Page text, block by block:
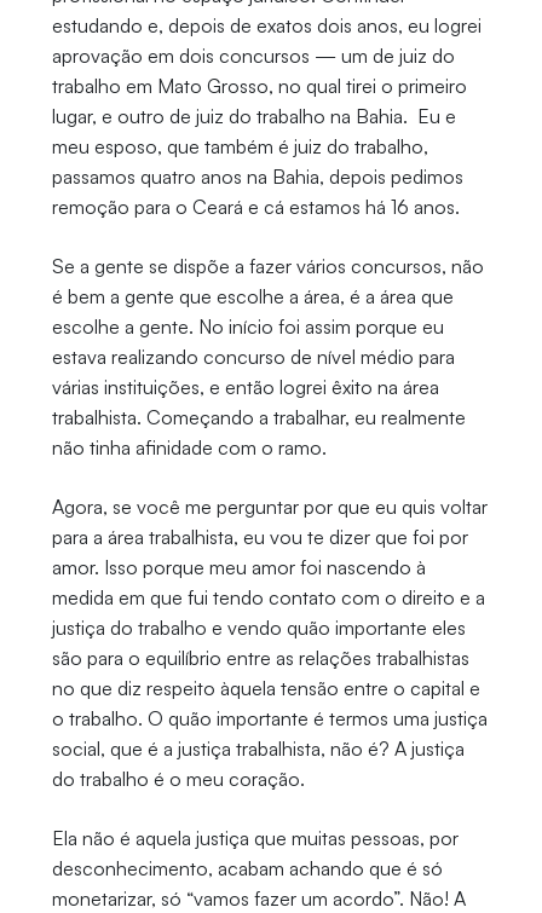
estudando e, depois de exatos dois anos, eu logrei
aprovação em dois concursos — um de juiz do
trabalho em Mato Grosso, no qual tirei o primeiro
lugar, e outro de juiz do trabalho na Bahia. Eu e
meu esposo, que também é juiz do trabalho,
passamos quatro anos na Bahia, depois pedimos
remoção para o Ceará e cá estamos há 16 anos.
Se a gente se dispõe a fazer vários concursos, não
é bem a gente que escolhe a área, é a área que
escolhe a gente. No início foi assim porque eu
estava realizando concurso de nível médio para
várias instituições, e então logrei êxito na área
trabalhista. Começando a trabalhar, eu realmente
não tinha afinidade com o ramo.
Agora, se você me perguntar por que eu quis voltar
para a área trabalhista, eu vou te dizer que foi por
amor. Isso porque meu amor foi nascendo à
medida em que fui tendo contato com o direito e a
justiça do trabalho e vendo quão importante eles
são para o equilíbrio entre as relações trabalhistas
no que diz respeito àquela tensão entre o capital e
o trabalho. O quão importante é termos uma justiça
social, que é a justiça trabalhista, não é? A justiça
do trabalho é o meu coração.
Ela não é aquela justiça que muitas pessoas, por
desconhecimento, acabam achando que é só
monetarizar, só “vamos fazer um acordo”. Não! A